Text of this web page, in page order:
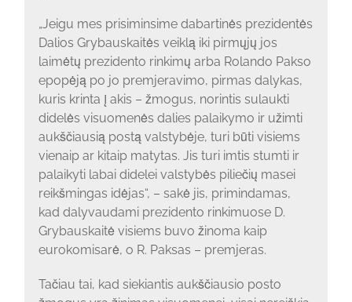
„Jeigu mes prisiminsime dabartinės prezidentės
Dalios Grybauskaitės veiklą iki pirmųjų jos
laimėtų prezidento rinkimų arba Rolando Pakso
epopėją po jo premjeravimo, pirmas dalykas,
kuris krinta į akis – žmogus, norintis sulaukti
didelės visuomenės dalies palaikymo ir užimti
aukščiausią postą valstybėje, turi būti visiems
vienaip ar kitaip matytas. Jis turi imtis stumti ir
palaikyti labai didelei valstybės piliečių masei
reikšmingas idėjas“, – sakė jis, primindamas,
kad dalyvaudami prezidento rinkimuose D.
Grybauskaitė visiems buvo žinoma kaip
eurokomisarė, o R. Paksas – premjeras.
Tačiau tai, kad siekiantis aukščiausio posto